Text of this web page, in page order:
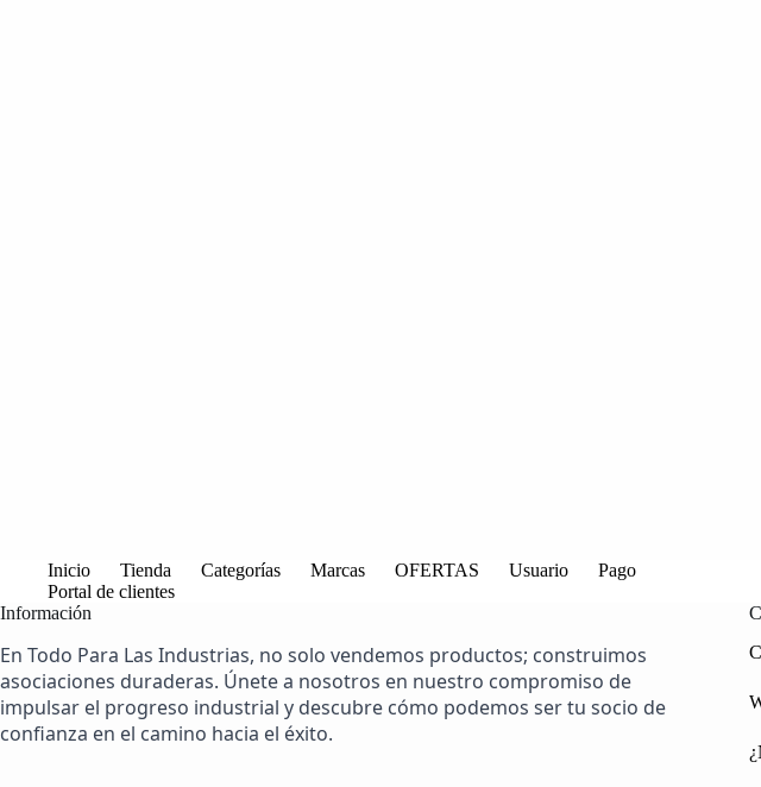
Inicio Tienda Categorías Marcas OFERTAS Usuario
Pago
Portal de clientes
Información
En Todo Para Las Industrias, no solo vendemos productos; construimos
asociaciones duraderas. Únete a nosotros en nuestro compromiso de
impulsar el progreso industrial y descubre cómo podemos ser tu socio de
confianza en el camino hacia el éxito.